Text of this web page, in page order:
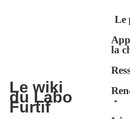
Aller au contenu principal
Le wiki
du Labo
Furtif
Le
la